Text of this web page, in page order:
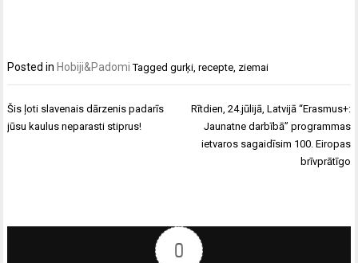
Posted in Hobiji&Padomi Taggedgurķi ,recepte ziemai
Ziņu
izvēlne
Šis ļoti slavenais dārzenis padarīs
jūsu kaulus neparasti stiprus!
Rītdien, 24.jūlijā, Latvijā “Erasmus+:
Jaunatne darbībā” programmas
ietvaros sagaidīsim 100. Eiropas
brīvprātīgo
0